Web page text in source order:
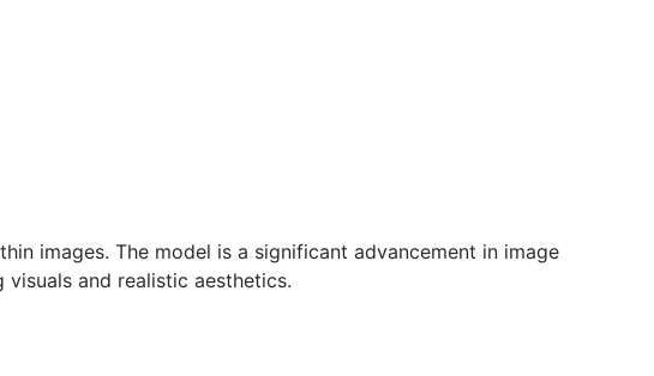
images. The model is a significant advancement in image
and realistic aesthetics.